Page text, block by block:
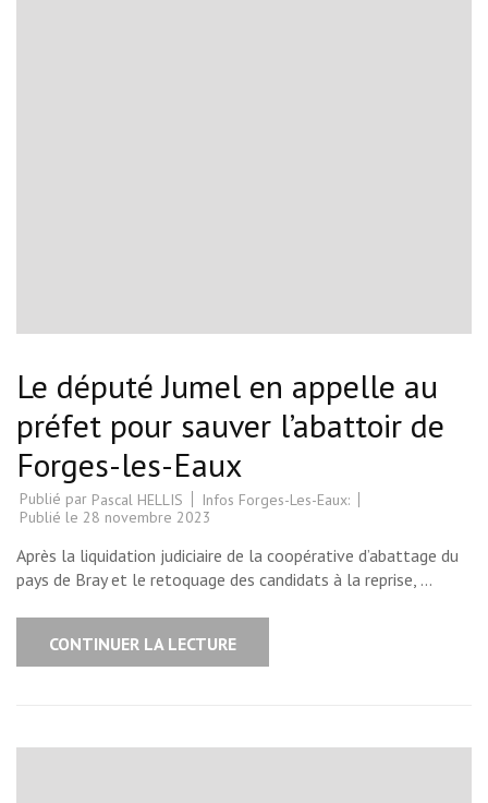
Le député Jumel en appelle au
préfet pour sauver l’abattoir de
Forges-les-Eaux
Publié par Pascal HELLIS
Infos Forges-Les-Eaux:
Publié le 28 novembre 2023
Après la liquidation judiciaire de la coopérative d’abattage du
pays de Bray et le retoquage des candidats à la reprise, …
CONTINUER LA LECTURE